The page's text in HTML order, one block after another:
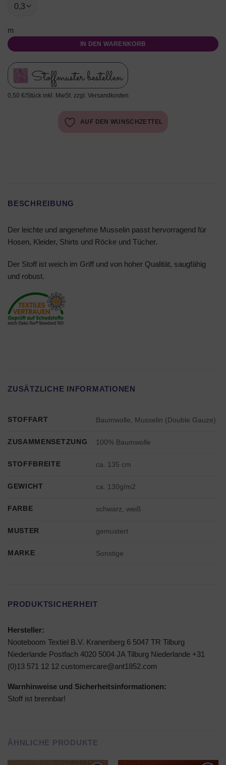
m
IN DEN WARENKORB
Stoffmuster bestellen
0,50 €/Stück inkl. MwSt. zzgl. Versandkosten
AUF DEN WUNSCHZETTEL
BESCHREIBUNG
Der leichte und angenehme Musselin passt hervorragend für
Hosen, Kleider, Shirts und Röcke und Tücher.
Der Stoff ist weich im Griff und von hoher Qualität, saugfähig
und robust.
ZUSÄTZLICHE INFORMATIONEN
STOFFART Baumwolle, Musselin (Double Gauze)
ZUSAMMENSETZUNG 100% Baumwolle
STOFFBREITE ca. 135 cm
GEWICHT ca. 130g/m2
FARBE schwarz, weiß
MUSTER gemustert
MARKE Sonstige
PRODUKTSICHERHEIT
Hersteller:
Nooteboom Textiel B.V. Kranenberg 6 5047 TR Tilburg
Niederlande Postfach 4020 5004 JA Tilburg Niederlande +31
(0)13 571 12 12 customercare@ant1852.com
Warnhinweise und Sicherheitsinformationen:
Stoff ist brennbar!
ÄHNLICHE PRODUKTE